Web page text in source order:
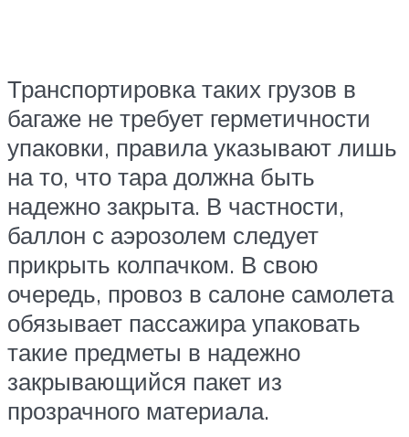
Транспортировка таких грузов в
багаже не требует герметичности
упаковки, правила указывают лишь
на то, что тара должна быть
надежно закрыта. В частности,
баллон с аэрозолем следует
прикрыть колпачком. В свою
очередь, провоз в салоне самолета
обязывает пассажира упаковать
такие предметы в надежно
закрывающийся пакет из
прозрачного материала.